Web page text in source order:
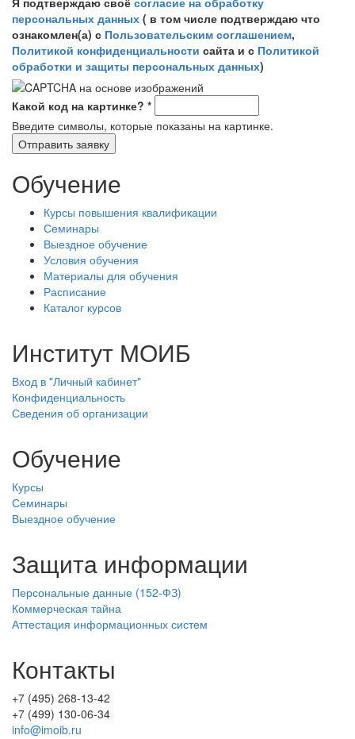
персональных данных ( в том числе подтверждаю что
ознакомлен(а) с Пользовательским соглашением,
Политикой конфиденциальности сайта и с Политикой
обработки и защиты персональных данных)
Какой код на картинке? *
Введите символы, которые показаны на картинке.
Обучение
Курсы повышения квалификации
Семинары
Выездное обучение
Условия обучения
Материалы для обучения
Расписание
Каталог курсов
Институт МОИБ
Вход в "Личный кабинет"
Конфиденциальность
Сведения об организации
Обучение
Курсы
Семинары
Выездное обучение
Защита информации
Персональные данные (152-ФЗ)
Коммерческая тайна
Аттестация информационных систем
Контакты
+7 (495) 268-13-42
+7 (499) 130-06-34
info@imoib.ru